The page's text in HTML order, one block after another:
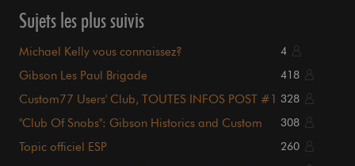
Sujets les plus suivis
Michael Kelly vous connaissez? 4
Gibson Les Paul Brigade 418
Custom77 Users' Club, TOUTES INFOS POST #1 328
"Club Of Snobs": Gibson Historics and Custom
308
Topic officiel ESP 260